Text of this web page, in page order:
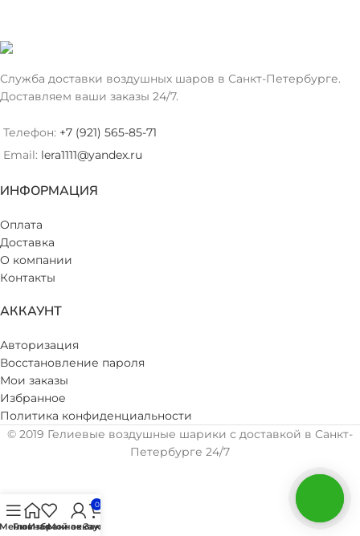
Служба доставки воздушных шаров в Санкт-Петербурге.
Доставляем ваши заказы 24/7.
Телефон: +7 (921) 565-85-71
Email: lera1111@yandex.ru
ИНФОРМАЦИЯ
Оплата
Доставка
О компании
Контакты
АККАУНТ
Авторизация
Восстановление пароля
Мои заказы
Избранное
Политика конфиденциальности
© 2019 Гелиевые воздушные шарики с доставкой в Санкт-
Петербурге 24/7
Главная
Избранное
Мой аккаунт
0
Заказ